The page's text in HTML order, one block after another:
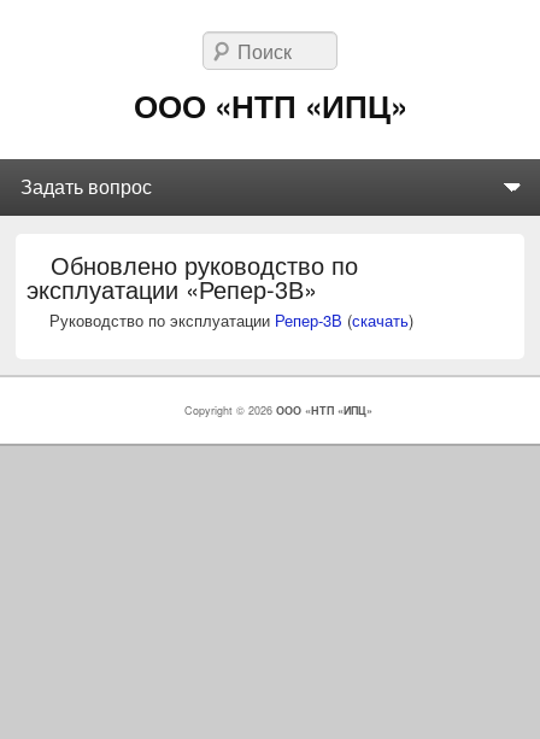
ООО «НТП «ИПЦ»
Поиск
Обновлено руководство по
эксплуатации «Репер-3В»
Руководство по эксплуатации Репер-3В (скачать)
Copyright © 2026 ООО «НТП «ИПЦ»